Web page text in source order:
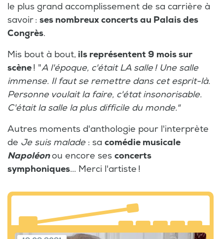
le plus grand accomplissement de sa carrière à
savoir : ses nombreux concerts au Palais des
Congrès.
Mis bout à bout, ils représentent 9 mois sur
scène! "A l'époque, c'était LA salle ! Une salle
immense. Il faut se remettre dans cet esprit-là.
Personne voulait la faire, c'état insonorisable.
C'était la salle la plus difficile du monde."
Autres moments d'anthologie pour l'interprète
de Je suis malade : sa comédie musicale
Napoléonou encore ses concerts
symphoniques... Merci l'artiste !